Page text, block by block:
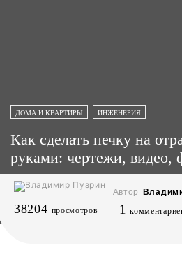
ДОМА И КВАРТИРЫ ИНЖЕНЕРИЯ
Как сделать печку на
руками: чертежи, видео,
Автор
38204 просмотров 1